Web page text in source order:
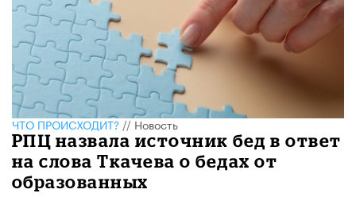
ЧТО ПРОИСХОДИТ?//Новость
РПЦ назвала источник бед в ответ
на слова Ткачева о бедах от
образованных